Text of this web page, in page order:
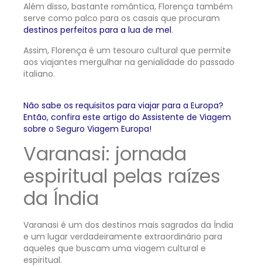
Além disso, bastante romântica, Florença também
serve como palco para os casais que procuram
destinos perfeitos para a lua de mel.
Assim, Florença é um tesouro cultural que permite
aos viajantes mergulhar na genialidade do passado
italiano.
Não sabe os requisitos para viajar para a Europa?
Então, confira este artigo do Assistente de Viagem
sobre o Seguro Viagem Europa!
Varanasi: jornada
espiritual pelas raízes
da Índia
Varanasi é um dos destinos mais sagrados da Índia
e um lugar verdadeiramente extraordinário para
aqueles que buscam uma viagem cultural e
espiritual.